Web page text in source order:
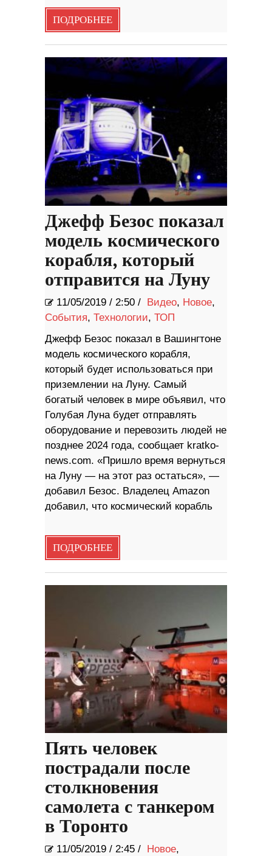
ПОДРОБНЕЕ
Джефф Безос показал
модель космического
корабля, который
отправится на Луну
11/05/2019 / 2:50 / Видео, Новое,
События, Технологии, ТОП
Джефф Безос показал в Вашингтоне
модель космического корабля,
который будет использоваться при
приземлении на Луну. Самый
богатый человек в мире объявил, что
Голубая Луна будет отправлять
оборудование и перевозить людей не
позднее 2024 года, сообщает kratko-
news.com. «Пришло время вернуться
на Луну — на этот раз остаться», —
добавил Безос. Владелец Amazon
добавил, что космический корабль
ПОДРОБНЕЕ
Пять человек
пострадали после
столкновения
самолета с танкером
в Торонто
11/05/2019 / 2:45 / Новое,